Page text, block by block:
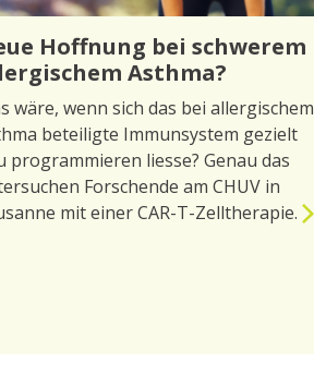
Hoffnung bei schwerem
Asthma?
wäre, wenn sich das bei allergischem
beteiligte Immunsystem gezielt
programmieren liesse? Genau das
Forschende am CHUV in
mit einer CAR-T-Zelltherapie.